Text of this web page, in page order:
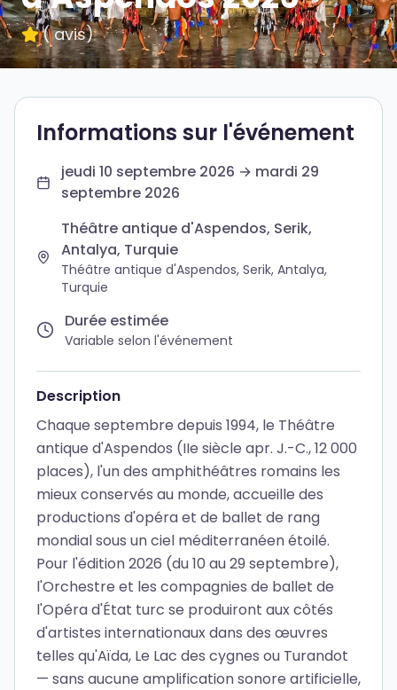
( avis)
Informations sur l'événement
jeudi 10 septembre 2026 → mardi 29
septembre 2026
Théâtre antique d'Aspendos, Serik,
Antalya, Turquie
Théâtre antique d'Aspendos, Serik, Antalya,
Turquie
Durée estimée
Variable selon l'événement
Description
Chaque septembre depuis 1994, le Théâtre
antique d'Aspendos (IIe siècle apr. J.-C., 12 000
places), l'un des amphithéâtres romains les
mieux conservés au monde, accueille des
productions d'opéra et de ballet de rang
mondial sous un ciel méditerranéen étoilé.
Pour l'édition 2026 (du 10 au 29 septembre),
l'Orchestre et les compagnies de ballet de
l'Opéra d'État turc se produiront aux côtés
d'artistes internationaux dans des œuvres
telles qu'Aïda, Le Lac des cygnes ou Turandot
— sans aucune amplification sonore artificielle,